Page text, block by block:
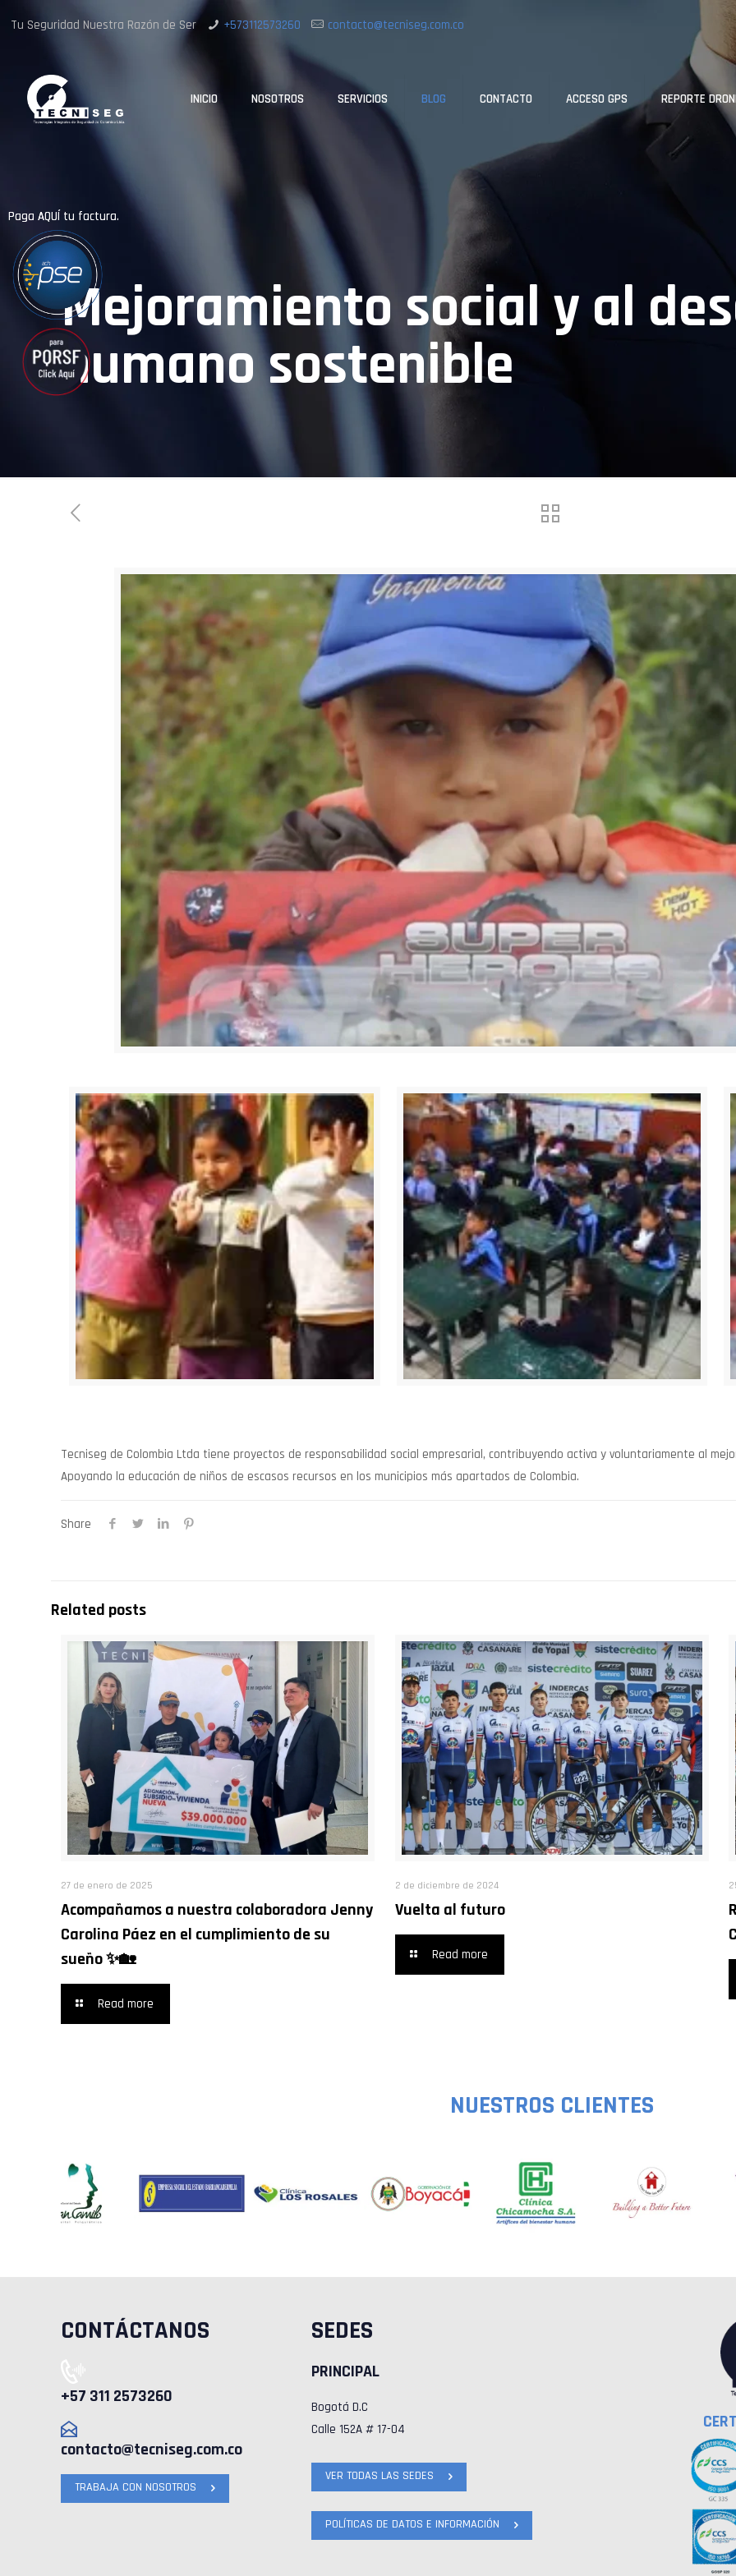
Tu Seguridad Nuestra Razón de Ser +573112573260 contacto@tecniseg.com.co
INICIO NOSOTROS SERVICIOS BLOG CONTACTO ACCESO GPS REPORTE
Mejoramiento social y al
humano sostenible
Tecniseg de Colombia Ltda tiene proyectos de responsabilidad social empresarial, contribuyendo activa y voluntariamente al
Apoyando la educación de niños de escasos recursos en los municipios más apartados de Colombia.
Share
Related posts
27 de enero de 2025
Acompañamos a nuestra colaboradora Jenny
Carolina Páez en el cumplimiento de su
sueño ✨🏡
Read more
2 de diciembre de 2024
Vuelta al futuro
Read more
NUESTROS CLIENTES
CONTÁCTANOS
+57 311 2573260
contacto@tecniseg.com.co
TRABAJA CON NOSOTROS
Paga AQUÍ tu factura.
Paga AQUÍ tu factura.
SEDES
PRINCIPAL
Bogotá D.C
Calle 152A # 17-04
VER TODAS LAS SEDES
POLÍTICAS DE DATOS E INFORMACIÓN